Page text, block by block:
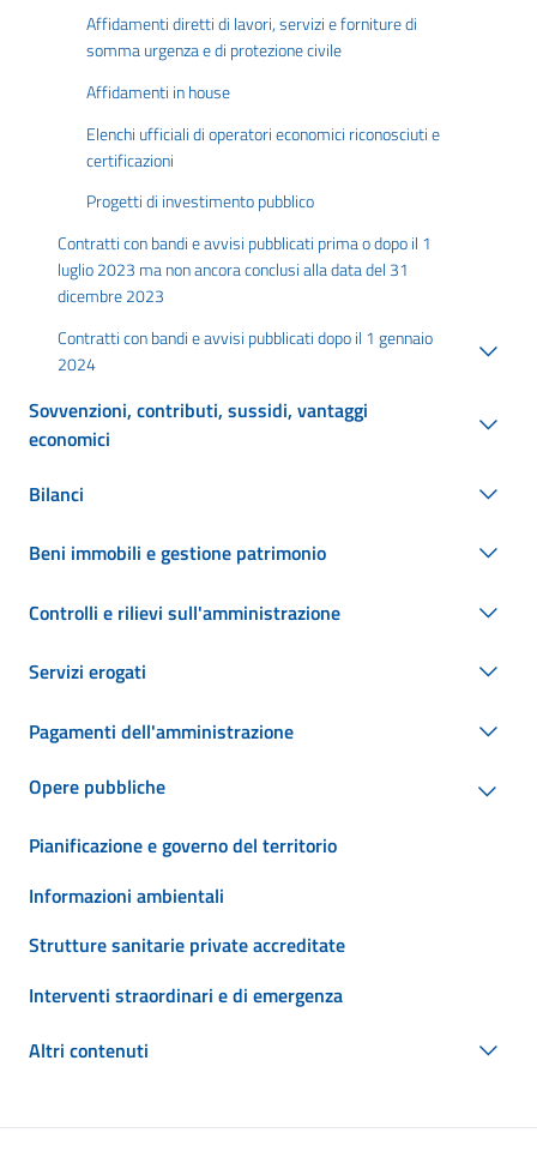
Affidamenti diretti di lavori, servizi e forniture di
somma urgenza e di protezione civile
Affidamenti in house
Elenchi ufficiali di operatori economici riconosciuti e
certificazioni
Progetti di investimento pubblico
Contratti con bandi e avvisi pubblicati prima o dopo il 1
luglio 2023 ma non ancora conclusi alla data del 31
dicembre 2023
Contratti con bandi e avvisi pubblicati dopo il 1 gennaio
2024
Sovvenzioni, contributi, sussidi, vantaggi
economici
Bilanci
Beni immobili e gestione patrimonio
Controlli e rilievi sull'amministrazione
Servizi erogati
Pagamenti dell'amministrazione
Opere pubbliche
Pianificazione e governo del territorio
Informazioni ambientali
Strutture sanitarie private accreditate
Interventi straordinari e di emergenza
Altri contenuti